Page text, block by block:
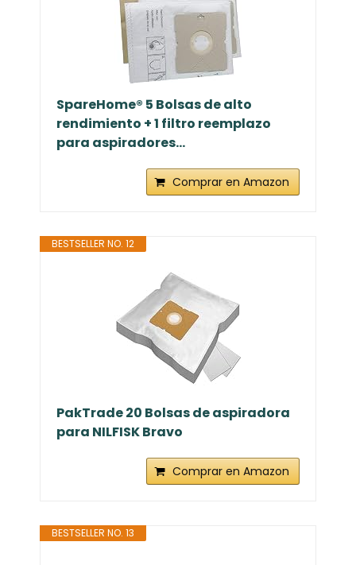
SpareHome® 5 Bolsas de alto
rendimiento + 1 filtro reemplazo
para aspiradores...
Comprar en Amazon
BESTSELLER NO. 12
PakTrade 20 Bolsas de aspiradora
para NILFISK Bravo
Comprar en Amazon
BESTSELLER NO. 13